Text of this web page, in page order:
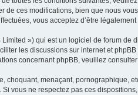
ces modifications, bien que nous
vous acceptez d’être
») qui est un logiciel de forum de
les discussions sur internet et
concernant phpBB, veuillez consulter
menaçant, pornographique,
vous ne respectez pas ces